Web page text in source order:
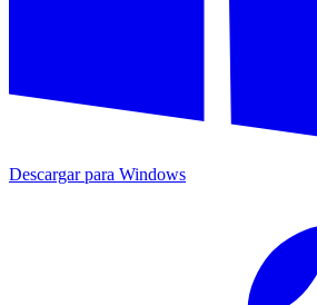
Descargar para Windows